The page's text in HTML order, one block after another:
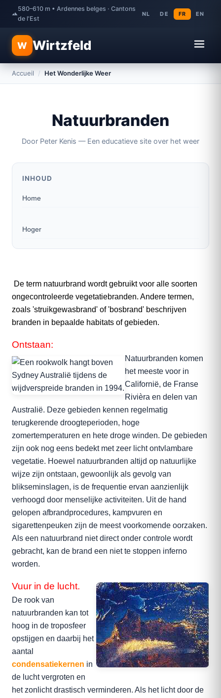
580–610 m • Ardennes belges · Cantons
de l'Est
NL DE FR EN
W Wirtzfeld
Accueil / Het Wonderlijke Weer
Natuurbranden
Door Peter Kenis — Een educatieve site over het weer
INHOUD
Home
Hoger
De term natuurbrand wordt gebruikt voor alle soorten
ongecontroleerde vegetatiebranden. Andere termen,
zoals 'struikgewasbrand' of 'bosbrand' beschrijven
branden in bepaalde habitats of gebieden.
Ontstaan:
Natuurbranden komen
het meeste voor in
Californië, de Franse
Rivièra en delen van
Australië. Deze gebieden kennen regelmatig
terugkerende droogteperioden, hoge
zomertemperaturen en hete droge winden. De gebieden
zijn ook nog eens bedekt met zeer licht ontvlambare
vegetatie. Hoewel natuurbranden altijd op natuurlijke
wijze zijn ontstaan, gewoonlijk als gevolg van
blikseminslagen, is de frequentie ervan aanzienlijk
verhoogd door menselijke activiteiten. Uit de hand
gelopen afbrandprocedures, kampvuren en
sigarettenpeuken zijn de meest voorkomende oorzaken.
Als een natuurbrand niet direct onder controle wordt
gebracht, kan de brand een niet te stoppen inferno
worden.
Vuur in de lucht.
De rook van
natuurbranden kan tot
hoog in de troposfeer
opstijgen en daarbij het
aantal
condensatiekernen in
de lucht vergroten en
het zonlicht drastisch verminderen. Als het licht door de